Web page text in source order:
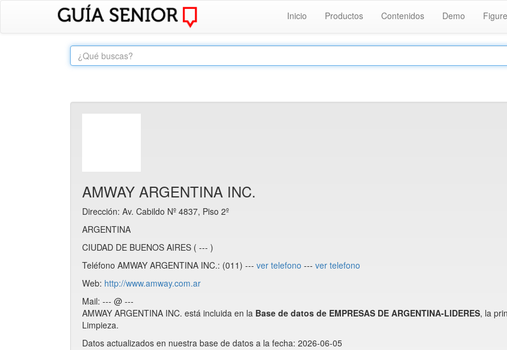
Inicio Productos Contenidos Demo
AMWAY ARGENTINA INC.
Dirección: Av. Cabildo Nº 4837, Piso 2º
ARGENTINA
CIUDAD DE BUENOS AIRES ( --- )
Teléfono AMWAY ARGENTINA INC.: (011) --- ver telefono --- ver telefono
Web: http://www.amway.com.ar
Mail: --- @ ---
AMWAY ARGENTINA INC. está incluida en la Base de datos de EMPRESAS DE ARGENTINA-LIDERES, la
Limpieza.
Datos actualizados en nuestra base de datos a la fecha: 2026-06-05